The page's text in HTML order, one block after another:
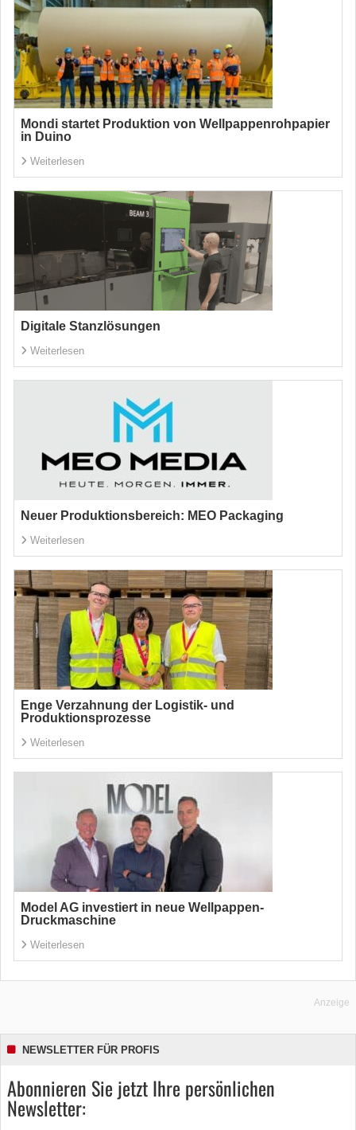
Mondi startet Produktion von Wellpappenrohpapier
in Duino
Weiterlesen
Digitale Stanzlösungen
Weiterlesen
Neuer Produktionsbereich: MEO Packaging
Weiterlesen
Enge Verzahnung der Logistik- und
Produktionsprozesse
Weiterlesen
Model AG investiert in neue Wellpappen-
Druckmaschine
Weiterlesen
Anzeige
NEWSLETTER FÜR PROFIS
Abonnieren Sie jetzt Ihre persönlichen
Newsletter: